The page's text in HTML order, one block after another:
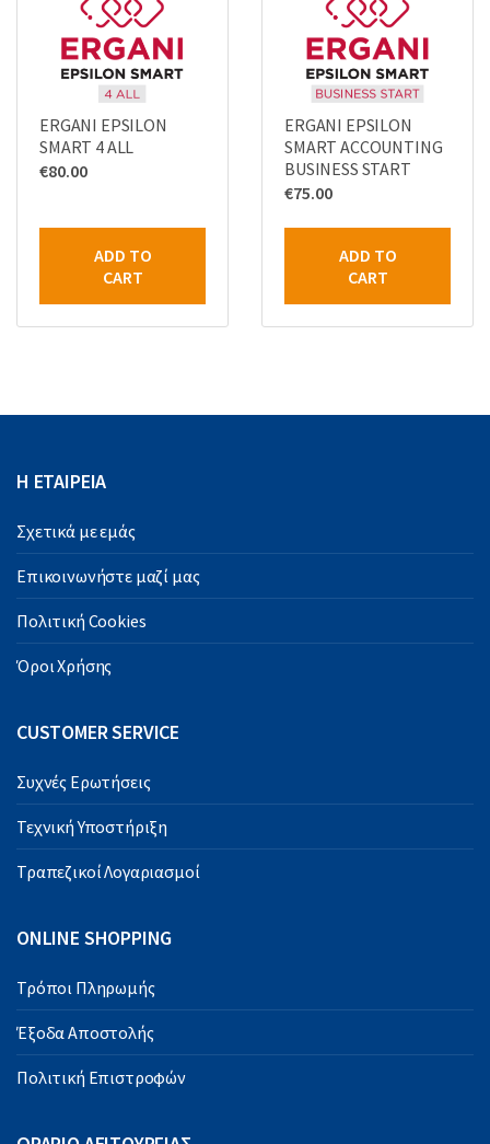
ERGANI EPSILON
SMART 4 ALL
€80.00
ADD TO
CART
ERGANI EPSILON
SMART ACCOUNTING
BUSINESS START
€75.00
ADD TO
CART
Η ΕΤΑΙΡΕΙΑ
Σχετικά με εμάς
Επικοινωνήστε μαζί μας
Πολιτική Cookies
Όροι Χρήσης
CUSTOMER SERVICE
Συχνές Ερωτήσεις
Τεχνική Υποστήριξη
Τραπεζικοί Λογαριασμοί
ONLINE SHOPPING
Τρόποι Πληρωμής
Έξοδα Αποστολής
Πολιτική Επιστροφών